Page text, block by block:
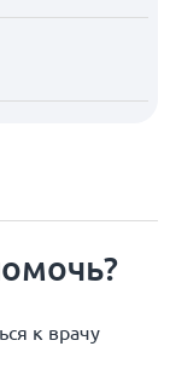
к врачу